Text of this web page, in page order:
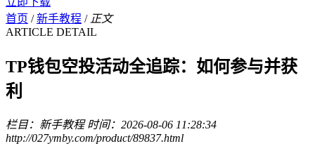
首页 / 新手教程 / 正文
ARTICLE DETAIL
TP钱包空投活动全追踪：如何参与并获
利
栏目：新手教程 时间：2026-08-06 11:28:34
http://027ymby.com/product/89837.html